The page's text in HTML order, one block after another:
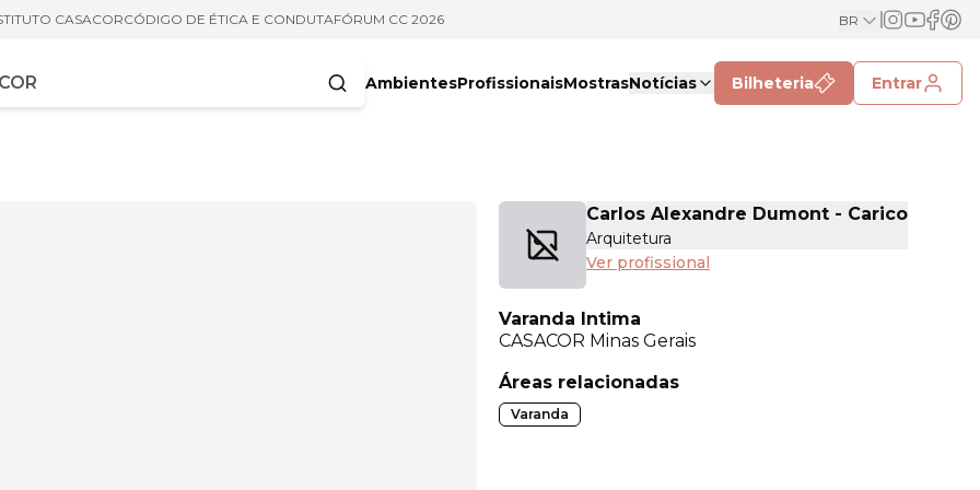
CASACORCÓDIGO DE ÉTICA E CONDUTAFÓRUM CC 2026 BR
AmbientesProfissionaisMostrasNotícias Bilheteria Entrar
Carlos Alexandre Dumont - Carico
Arquitetura
Ver profissional
Varanda Intima
CASACOR Minas Gerais
Áreas relacionadas
Varanda